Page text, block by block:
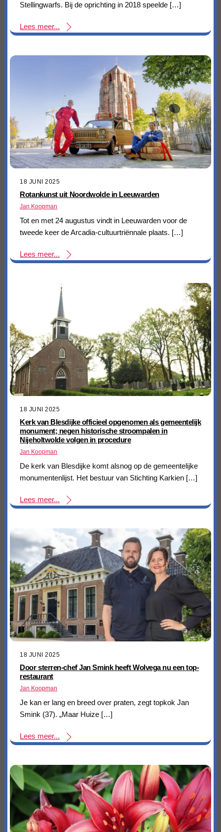
Stellingwarfs. Bij de oprichting in 2018 speelde […]
Lees meer...
18 JUNI 2025
Rotankunst uit Noordwolde in Leeuwarden
Jan Koopman
Tot en met 24 augustus vindt in Leeuwarden voor de
tweede keer de Arcadia-cultuurtriënnale plaats. […]
Lees meer...
18 JUNI 2025
Kerk van Blesdijke officieel opgenomen als gemeentelijk
monument; negen historische stroompalen in
Nijeholtwolde volgen in procedure
Jan Koopman
De kerk van Blesdijke komt alsnog op de gemeentelijke
monumentenlijst. Het bestuur van Stichting Karkien […]
Lees meer...
18 JUNI 2025
Door sterren-chef Jan Smink heeft Wolvega nu een top-
restaurant
Jan Koopman
Je kan er lang en breed over praten, zegt topkok Jan
Smink (37). „Maar Huize […]
Lees meer...